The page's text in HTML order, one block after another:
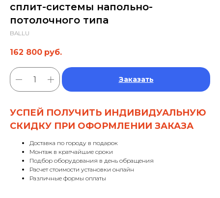
сплит-системы напольно-
потолочного типа
BALLU
162 800 руб.
Заказать
УСПЕЙ ПОЛУЧИТЬ ИНДИВИДУАЛЬНУЮ
СКИДКУ ПРИ ОФОРМЛЕНИИ ЗАКАЗА
Доставка по городу в подарок
Монтаж в кратчайшие сроки
Подбор оборудования в день обращения
Расчет стоимости установки онлайн
Различные формы оплаты